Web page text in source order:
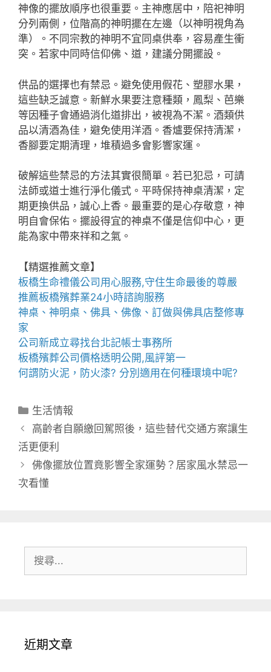
神像的擺放順序也很重要。主神應居中，陪祀神明
分列兩側，位階高的神明擺在左邊（以神明視角為
準）。不同宗教的神明不宜同桌供奉，容易產生衝
突。若家中同時信仰佛、道，建議分開擺設。
供品的選擇也有禁忌。避免使用假花、塑膠水果，
這些缺乏誠意。新鮮水果要注意種類，鳳梨、芭樂
等因種子會通過消化道排出，被視為不潔。酒類供
品以清酒為佳，避免使用洋酒。香爐要保持清潔，
香腳要定期清理，堆積過多會影響家運。
破解這些禁忌的方法其實很簡單。若已犯忌，可請
法師或道士進行淨化儀式。平時保持神桌清潔，定
期更換供品，誠心上香。最重要的是心存敬意，神
明自會保佑。擺設得宜的神桌不僅是信仰中心，更
能為家中帶來祥和之氣。
【精選推薦文章】
板橋生命禮儀公司 用心服務,守住生命最後的尊嚴
推薦板橋殯葬業24小時諮詢服務
神桌、 神明桌 、 佛具 、佛像、訂做與佛具店整修專
家
公司新成立尋找台北記帳士事務所
板橋殯葬公司價格透明公開,風評第一
何謂防火泥 ， 防火漆? 分別適用在何種環境中呢?
分
類
生活情報
高齡者自願繳回駕照後，這些替代交通方案讓生
活更便利
佛像擺放位置竟影響全家運勢？居家風水禁忌一
次看懂
尋:
近期文章